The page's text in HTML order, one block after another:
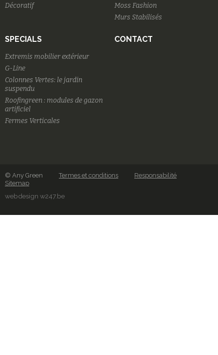
Décoratif
Moss Fashion
Murs Stabilisés
SPECIALS
Extremis mobilier extérieur
G-Line
Colonnes Vertes: le jardin
suspendu
Roofingreen : modules de gazon
artificiel
Fermes Verticales
CONTACT
© Any Green Termes et conditions
Responsabilité
Sitemap
webdesign w247.be